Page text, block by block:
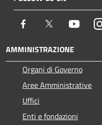
Facebook Twitter
AMMINISTRAZIONE
Organi di Governo
Aree Amministrative
Uffici
Enti e fondazioni